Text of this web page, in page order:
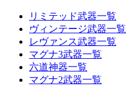
リミテッド武器一覧
ヴィンテージ武器一覧
レヴァンス武器一覧
マグナ3武器一覧
六道神器一覧
マグナ2武器一覧